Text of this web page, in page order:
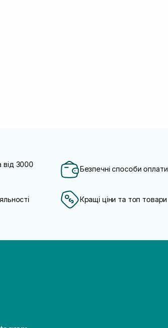
від 3000
Безпечні способи оплати
Кращі ціни та топ товари